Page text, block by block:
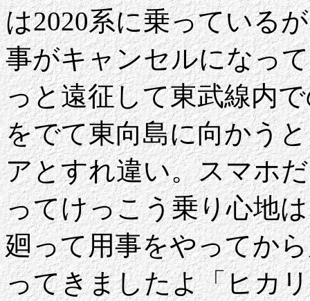
は2020系に乗っている
事がキャンセルになっ
っと遠征して東武線内
をでて東向島に向かう
アとすれ違い。スマホ
ってけっこう乗り心地
廻って用事をやってか
ってきましたよ「ヒカ